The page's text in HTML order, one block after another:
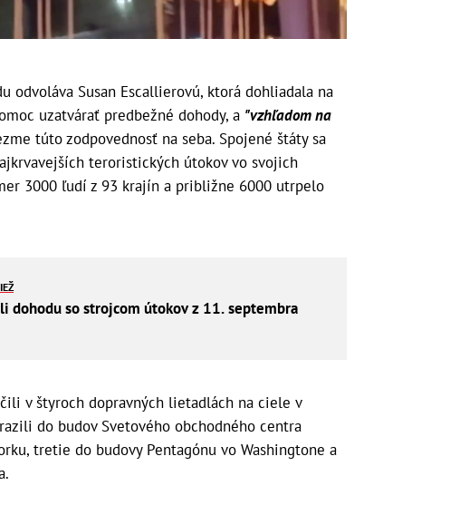
odvoláva Susan Escallierovú, ktorá dohliadala na
uzatvárať predbežné dohody, a "vzhľadom na
túto zodpovednosť na seba. Spojené štáty sa
teroristických útokov vo svojich
3000 ľudí z 93 krajín a približne 6000 utrpelo
dohodu so strojcom útokov z 11. septembra
v štyroch dopravných lietadlách na ciele v
do budov Svetového obchodného centra
tretie do budovy Pentagónu vo Washingtone a